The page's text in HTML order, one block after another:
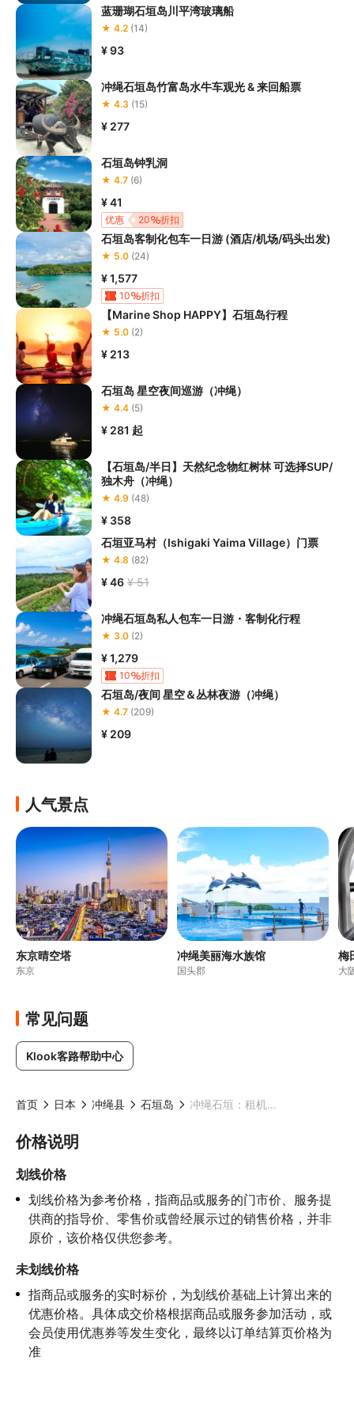
蓝珊瑚石垣岛川平湾玻璃船
★ 4.2 (14)
¥ 93
冲绳石垣岛竹富岛水牛车观光 & 来回船票
★ 4.3 (15)
¥ 277
石垣岛钟乳洞
★ 4.7 (6)
¥ 41
20 折扣
优惠
石垣岛客制化包车一日游 (酒店/机场/码头出发)
★ 5.0 (24)
¥ 1,577
10 折扣
【Marine Shop HAPPY】石垣岛行程
★ 5.0 (2)
¥ 213
石垣岛 星空夜间巡游（冲绳）
★ 4.4 (5)
¥ 281 起
【石垣岛/半日】天然纪念物红树林 可选择SUP/
独木舟（冲绳）
★ 4.9 (48)
¥ 358
石垣亚马村（Ishigaki Yaima Village）门票
★ 4.8 (82)
¥ 46 ¥ 51
冲绳石垣岛私人包车一日游・客制化行程
★ 3.0 (2)
¥ 1,279
10 折扣
石垣岛/夜间 星空＆丛林夜游（冲绳）
★ 4.7 (209)
¥ 209
人气景点
东京晴空塔
东京
冲绳美丽海水族馆
国头郡
梅
大
常见问题
Klook客路帮助中心
首页 日本 冲绳县 石垣岛 冲绳石垣：租机车 125cc以下（石垣市租借站）24小时营业
价格说明
划线价格
划线价格为参考价格，指商品或服务的门市价、服务提
供商的指导价、零售价或曾经展示过的销售价格，并非
原价，该价格仅供您参考。
未划线价格
指商品或服务的实时标价，为划线价基础上计算出来的
优惠价格。具体成交价格根据商品或服务参加活动，或
会员使用优惠券等发生变化，最终以订单结算页价格为
准